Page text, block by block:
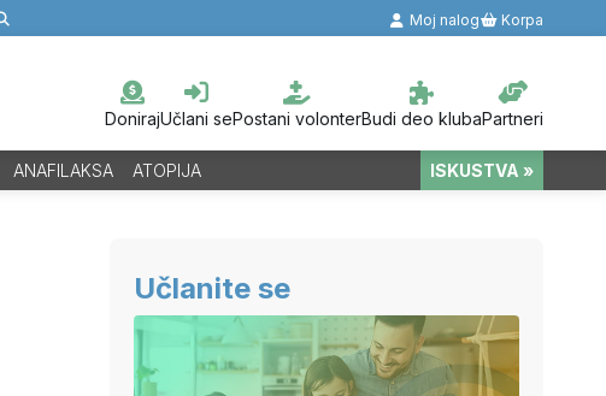
Moj nalog Korpa
DonirajUčlani sePostani volonterBudi deo klubaPartneri
ANAFILAKSA ATOPIJA ISKUSTVA »
Učlanite se